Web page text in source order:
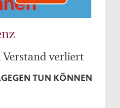
Verstand verliert
TUN KÖNNEN